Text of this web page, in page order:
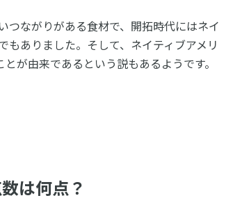
つながりがある食材で、開拓時代にはネイ
もありました。そして、ネイティブアメリ
が由来であるという説もあるようです。
は何点？